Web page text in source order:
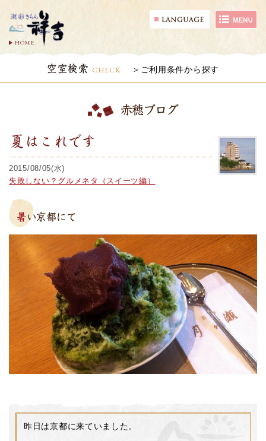
HOME
空室検索 CHECK ご利用条件から探す
赤穂ブログ
夏はこれです
2015/08/05(水)
失敗しない？グルメネタ（スイーツ編）
暑い京都にて
昨日は京都に来ていました。